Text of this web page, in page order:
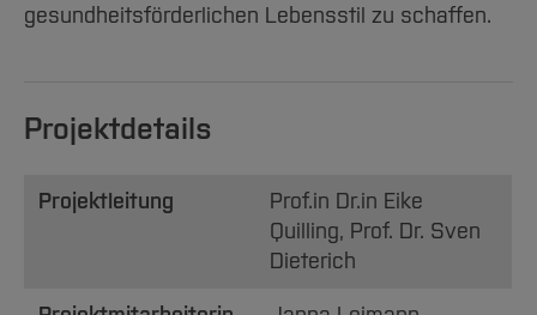
gesundheitsförderlichen Lebensstil zu schaffen.
Projektdetails
Projektleitung
Prof.in Dr.in Eike
Quilling, Prof. Dr. Sven
Dieterich